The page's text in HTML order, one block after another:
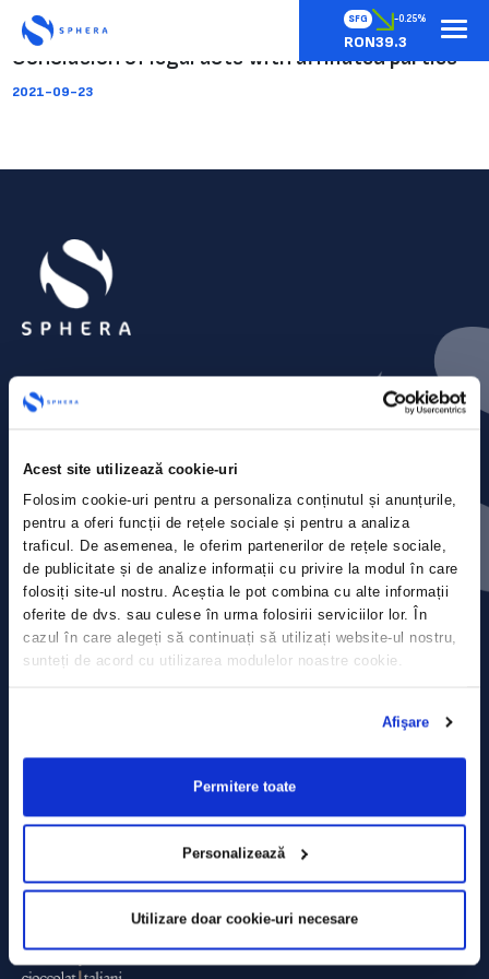
Acest site utilizează cookie-uri
Folosim cookie-uri pentru a personaliza conținutul și anunțurile,
pentru a oferi funcții de rețele sociale și pentru a analiza
traficul. De asemenea, le oferim partenerilor de rețele sociale,
de publicitate și de analize informații cu privire la modul în care
folosiți site-ul nostru. Aceștia le pot combina cu alte informații
oferite de dvs. sau culese în urma folosirii serviciilor lor. În
cazul în care alegeți să continuați să utilizați website-ul nostru,
sunteți de acord cu utilizarea modulelor noastre cookie.
Afişare
Permitere toate
Personalizează
Utilizare doar cookie-uri necesare
SFG -0.25%
RON39.3
Conclusion of legal acts with affiliated parties
2021-09-23
Press releases
Privacy Policy
Contact
Data Processing policy